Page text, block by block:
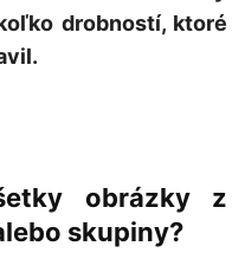
drobností, ktoré
obrázky z
skupiny?